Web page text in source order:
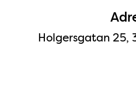
Holgersgatan 25,